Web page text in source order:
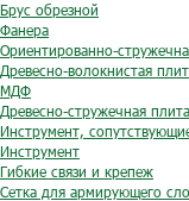
Брус обрезной
Фанера
Ориентированно-
Древесно-волокнистая
МДФ
Древесно-стружечная
Инструмент,
Инструмент
Гибкие связи и крепеж
Сетка для армирующего